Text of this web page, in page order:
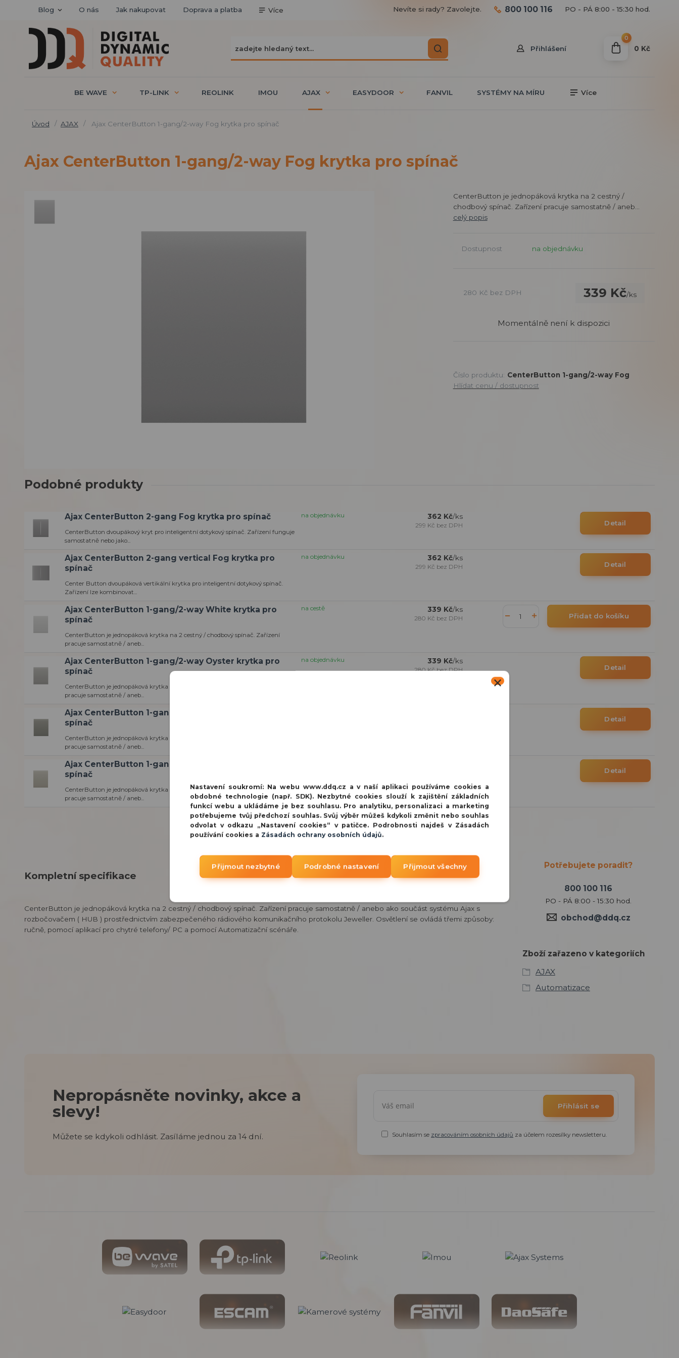
Blog O nás Jak nakupovat Doprava a platba Více
Přihlášení
Nevíte si rady? Zavolejte. 800 100 116 PO - PÁ 8:00 - 15:30 hod.
0
0 Kč
BE WAVE TP-LINK REOLINK IMOU AJAX EASYDOOR FANVIL SYSTÉMY NA MÍRU Více
Úvod AJAX Ajax CenterButton 1-gang/2-way Fog krytka pro spínač
Ajax CenterButton 1-gang/2-way Fog krytka pro spínač
CenterButton je jednopáková krytka na 2 cestný /
chodbový spínač. Zařízení pracuje samostatně / aneb...
celý popis
Dostupnost na objednávku
339 Kč/ks
280 Kč bez DPH
Momentálně není k dispozici
Číslo produktu: CenterButton 1-gang/2-way Fog
Hlídat cenu / dostupnost
Podobné produkty
Ajax CenterButton 2-gang Fog krytka pro spínač
CenterButton dvoupákový kryt pro inteligentní dotykový spínač. Zařízení funguje
samostatně nebo jako...
362 Kč/ks
299 Kč bez DPH
na objednávku
Detail
Ajax CenterButton 2-gang vertical Fog krytka pro
spínač
Center Button dvoupáková vertikální krytka pro inteligentní dotykový spínač.
Zařízení lze kombinovat...
362 Kč/ks
299 Kč bez DPH
na objednávku
Detail
Ajax CenterButton 1-gang/2-way White krytka pro
spínač
CenterButton je jednopáková krytka na 2 cestný / chodbový spínač. Zařízení
pracuje samostatně / aneb...
339 Kč/ks
280 Kč bez DPH
na cestě
Přidat do košíku
Ajax CenterButton 1-gang/2-way Oyster krytka pro
spínač
CenterButton je jednopáková krytka na 2 cestný / chodbový spínač. Zařízení
pracuje samostatně / aneb...
339 Kč/ks
280 Kčbez DPH
na objednávku
Detail
Ajax CenterButton 1-gang/2-way Olive krytka pro
spínač
CenterButton je jednopáková krytka na 2 cestný / chodbový spínač. Zařízení
pracuje samostatně / aneb...
Detail
Ajax CenterButton 1-gang/2-way Ivory krytka pro
spínač
CenterButton je jednopáková krytka na 2 cestný / chodbový spínač. Zařízení
pracuje samostatně / aneb...
Detail
Kompletní specifikace
CenterButton je jednopáková krytka na 2 cestný / chodbový spínač. Zařízení pracuje samostatně / anebo ako součást systému Ajax s
rozbočovačem ( HUB ) prostřednictvím zabezpečeného rádiového komunikačního protokolu Jeweller. Osvětlení se ovládá třemi způsoby:
ručně, pomocí aplikací pro chytré telefony/ PC a pomocí Automatizační scénáře.
Potřebujete poradit?
800 100 116
PO - PÁ 8:00 - 15:30 hod.
obchod@ddq.cz
Zboží zařazeno v kategoriích
AJAX
Automatizace
Nepropásněte novinky, akce a
slevy!
Můžete se kdykoli odhlásit. Zasíláme jednou za 14 dní.
Přihlásit se
Souhlasím se zpracováním osobních údajů za účelem rozesílky newsletteru.
Nastavení soukromí: Na webu www.ddq.cz a v naší aplikaci používáme cookies a
obdobné technologie (např. SDK). Nezbytné cookies slouží k zajištění základních
funkcí webu a ukládáme je bez souhlasu. Pro analytiku, personalizaci a marketing
potřebujeme tvůj předchozí souhlas. Svůj výběr můžeš kdykoli změnit nebo souhlas
odvolat v odkazu „Nastavení cookies“ v patičce. Podrobnosti najdeš v Zásadách
používání cookies a Zásadách ochrany osobních údajů.
Přijmout nezbytné Podrobné nastavení Přijmout všechny